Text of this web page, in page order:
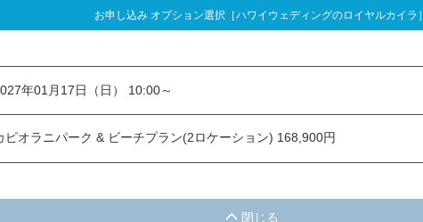
お申し込み オプション選択
お申し込み オプション選択［ハワイウェディングのロイヤルカイラ］
年01月17日（日） 10:00～
ピオラニパーク & ビーチプラン(2ロケーション) 168,900円